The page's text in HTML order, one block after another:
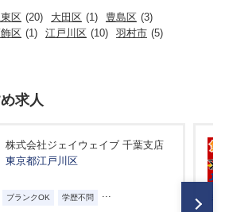
区 (20) 大田区 (1) 豊島区 (3)
区 (1) 江戸川区 (10) 羽村市 (5)
求人
株式会社ジェイウェイブ 千葉支店
東京都江戸川区
ブランクOK 学歴不問 ...